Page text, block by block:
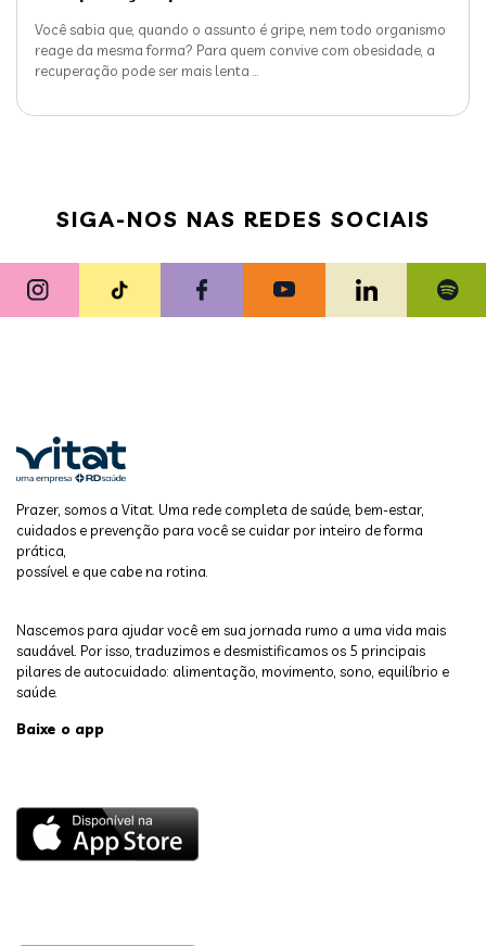
Você sabia que, quando o assunto é gripe, nem todo organismo
reage da mesma forma? Para quem convive com obesidade, a
recuperação pode ser mais lenta
SIGA-NOS NAS REDES SOCIAIS
Prazer, somos a Vitat. Uma rede completa de saúde, bem-estar,
cuidados e prevenção para você se cuidar por inteiro de forma
prática,
possível e que cabe na rotina.
Nascemos para ajudar você em sua jornada rumo a uma vida mais
saudável. Por isso, traduzimos e desmistificamos os 5 principais
pilares de autocuidado: alimentação, movimento, sono, equilíbrio e
saúde.
Baixe o app